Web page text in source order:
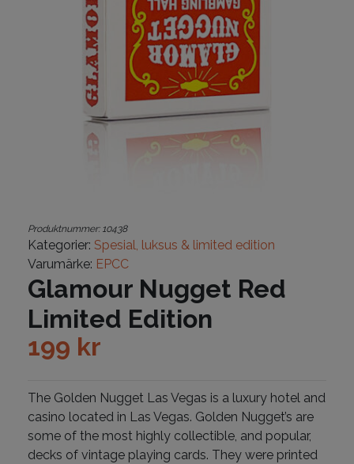
Produktnummer: 10438
Kategorier: Spesial, luksus & limited edition
Varumärke: EPCC
Glamour Nugget Red
Limited Edition
199 kr
The Golden Nugget Las Vegas is a luxury hotel and
casino located in Las Vegas. Golden Nugget’s are
some of the most highly collectible, and popular,
decks of vintage playing cards. They were printed